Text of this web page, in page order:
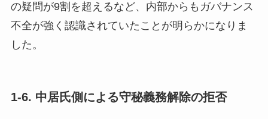
の疑問が9割を超えるなど、内部からもガバナンス
不全が強く認識されていたことが明らかになりま
した。
1-6. 中居氏側による守秘義務解除の拒否